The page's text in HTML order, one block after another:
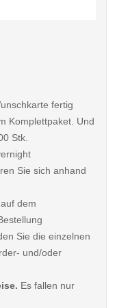
fertig
Komplettpaket. Und
Stk.
Sie sich anhand
dem
Sie die einzelnen
und/oder
Es fallen nur